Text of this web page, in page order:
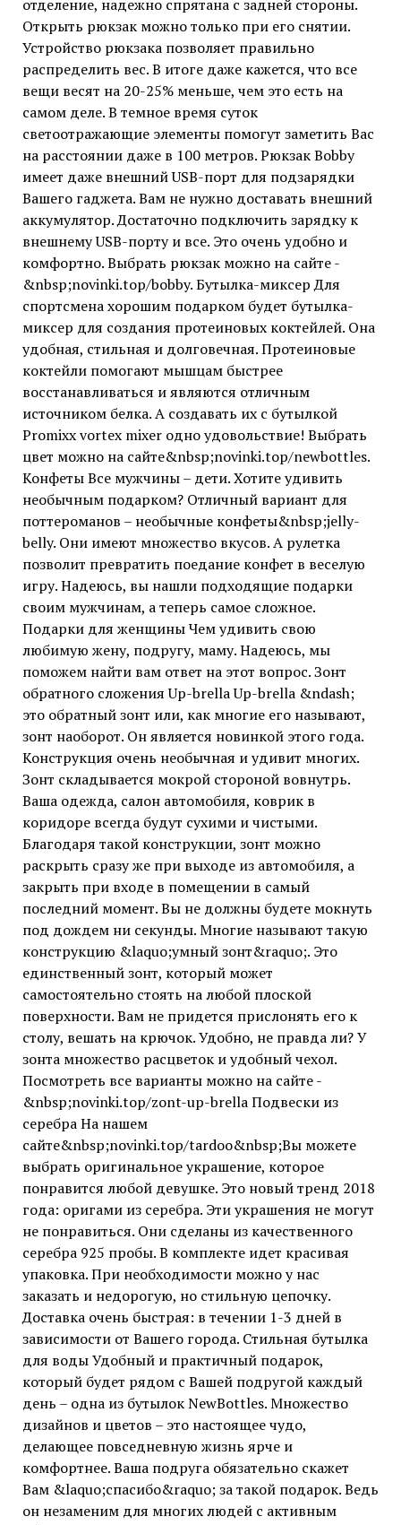
отделение, надежно спрятана с задней стороны.
Открыть рюкзак можно только при его снятии.
Устройство рюкзака позволяет правильно
распределить вес. В итоге даже кажется, что все
вещи весят на 20-25% меньше, чем это есть на
самом деле. В темное время суток
светоотражающие элементы помогут заметить Вас
на расстоянии даже в 100 метров. Рюкзак Bobby
имеет даже внешний USB-порт для подзарядки
Вашего гаджета. Вам не нужно доставать внешний
аккумулятор. Достаточно подключить зарядку к
внешнему USB-порту и все. Это очень удобно и
комфортно. Выбрать рюкзак можно на сайте -
&nbsp;novinki.top/bobby. Бутылка-миксер Для
спортсмена хорошим подарком будет бутылка-
миксер для создания протеиновых коктейлей. Она
удобная, стильная и долговечная. Протеиновые
коктейли помогают мышцам быстрее
восстанавливаться и являются отличным
источником белка. А создавать их с бутылкой
Promixx vortex mixer одно удовольствие! Выбрать
цвет можно на сайте&nbsp;novinki.top/newbottles.
Конфеты Все мужчины – дети. Хотите удивить
необычным подарком? Отличный вариант для
поттероманов – необычные конфеты&nbsp;jelly-
belly. Они имеют множество вкусов. А рулетка
позволит превратить поедание конфет в веселую
игру. Надеюсь, вы нашли подходящие подарки
своим мужчинам, а теперь самое сложное.
Подарки для женщины Чем удивить свою
любимую жену, подругу, маму. Надеюсь, мы
поможем найти вам ответ на этот вопрос. Зонт
обратного сложения Up-brella Up-brella &ndash;
это обратный зонт или, как многие его называют,
зонт наоборот. Он является новинкой этого года.
Конструкция очень необычная и удивит многих.
Зонт складывается мокрой стороной вовнутрь.
Ваша одежда, салон автомобиля, коврик в
коридоре всегда будут сухими и чистыми.
Благодаря такой конструкции, зонт можно
раскрыть сразу же при выходе из автомобиля, а
закрыть при входе в помещении в самый
последний момент. Вы не должны будете мокнуть
под дождем ни секунды. Многие называют такую
конструкцию &laquo;умный зонт&raquo;. Это
единственный зонт, который может
самостоятельно стоять на любой плоской
поверхности. Вам не придется прислонять его к
столу, вешать на крючок. Удобно, не правда ли? У
зонта множество расцветок и удобный чехол.
Посмотреть все варианты можно на сайте -
&nbsp;novinki.top/zont-up-brella Подвески из
серебра На нашем
сайте&nbsp;novinki.top/tardoo&nbsp;Вы можете
выбрать оригинальное украшение, которое
понравится любой девушке. Это новый тренд 2018
года: оригами из серебра. Эти украшения не могут
не понравиться. Они сделаны из качественного
серебра 925 пробы. В комплекте идет красивая
упаковка. При необходимости можно у нас
заказать и недорогую, но стильную цепочку.
Доставка очень быстрая: в течении 1-3 дней в
зависимости от Вашего города. Стильная бутылка
для воды Удобный и практичный подарок,
который будет рядом с Вашей подругой каждый
день – одна из бутылок NewBottles. Множество
дизайнов и цветов – это настоящее чудо,
делающее повседневную жизнь ярче и
комфортнее. Ваша подруга обязательно скажет
Вам &laquo;спасибо&raquo; за такой подарок. Ведь
он незаменим для многих людей с активным